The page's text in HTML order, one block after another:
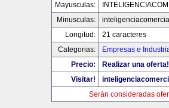
Mayusculas:
Minusculas:
Longitud:
21 caracteres
Categorias:
Empresas e
Precio:
Realizar una oferta!
Visitar!
Serán consideradas